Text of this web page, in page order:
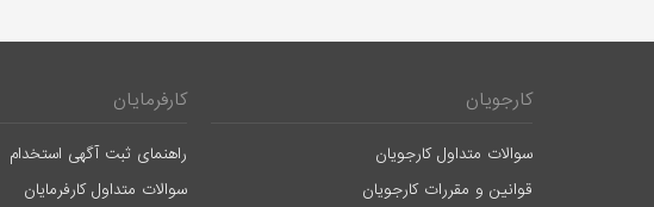
کارجویان
سوالات متداول کارجویان
قوانین و مقررات کارجویان
کارفرمایان
راهنمای ثبت آگهی استخدام
سوالات متداول کارفرمایان